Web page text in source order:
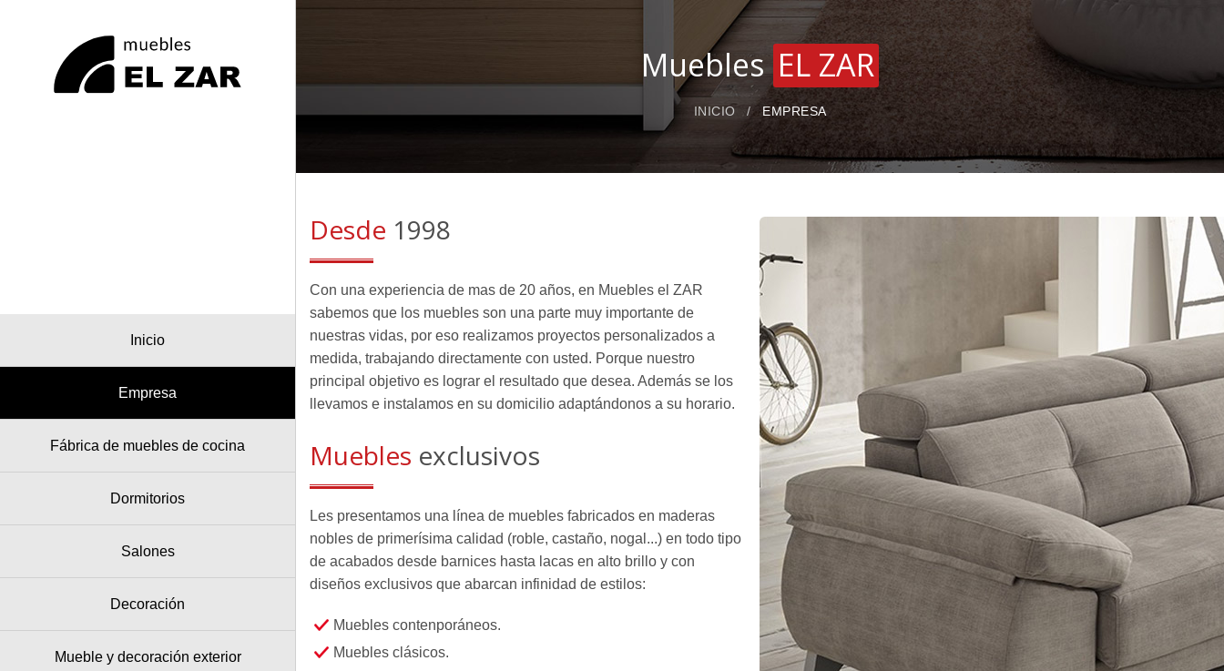
Inicio
Empresa
Fábrica de muebles de cocina
Dormitorios
Salones
Decoración
Mueble y decoración exterior
MueblesEL ZAR
INICIO EMPRESA
Desde 1998
Con una experiencia de mas de 20 años, en Muebles el ZAR
sabemos que los muebles son una parte muy importante de
nuestras vidas, por eso realizamos proyectos personalizados a
medida, trabajando directamente con usted. Porque nuestro
principal objetivo es lograr el resultado que desea. Además se los
llevamos e instalamos en su domicilio adaptándonos a su horario.
Muebles exclusivos
Les presentamos una línea de muebles fabricados en maderas
nobles de primerísima calidad (roble, castaño, nogal...) en todo tipo
de acabados desde barnices hasta lacas en alto brillo y con
diseños exclusivos que abarcan infinidad de estilos:
Muebles contenporáneos.
Muebles clásicos.